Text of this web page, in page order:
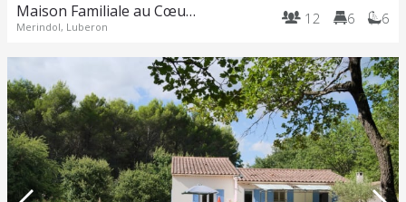
Maison Familiale au Cœur du Luberon avec Piscine et Vues Panoramiques
Merindol, Luberon 12 6 6